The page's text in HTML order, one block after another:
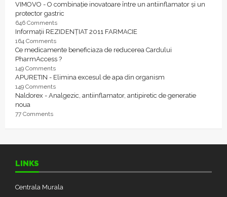
VIMOVO - O combinație inovatoare între un antiinflamator și un
protector gastric
646 Comments
Informații REZIDENȚIAT 2011 FARMACIE
164 Comments
Ce medicamente beneficiaza de reducerea Cardului
PharmAccess ?
149 Comments
APURETIN - Elimina excesul de apa din organism
149 Comments
Naldorex - Analgezic, antiinflamator, antipiretic de generatie
noua
77 Comments
LINKS
Centrala Murala